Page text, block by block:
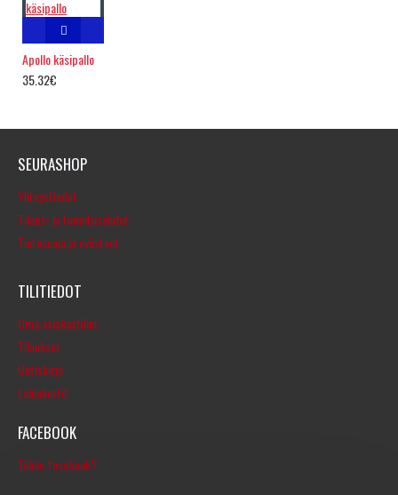
Apollo käsipallo
35.32€
SEURASHOP
Yhteystiedot
Tilaus- ja toimitusehdot
Tietosuoja ja evästeet
TILITIEDOT
Oma asiakastilini
Tilaukset
Uutiskirje
Lahjakortit
FACEBOOK
Tähän facebook?